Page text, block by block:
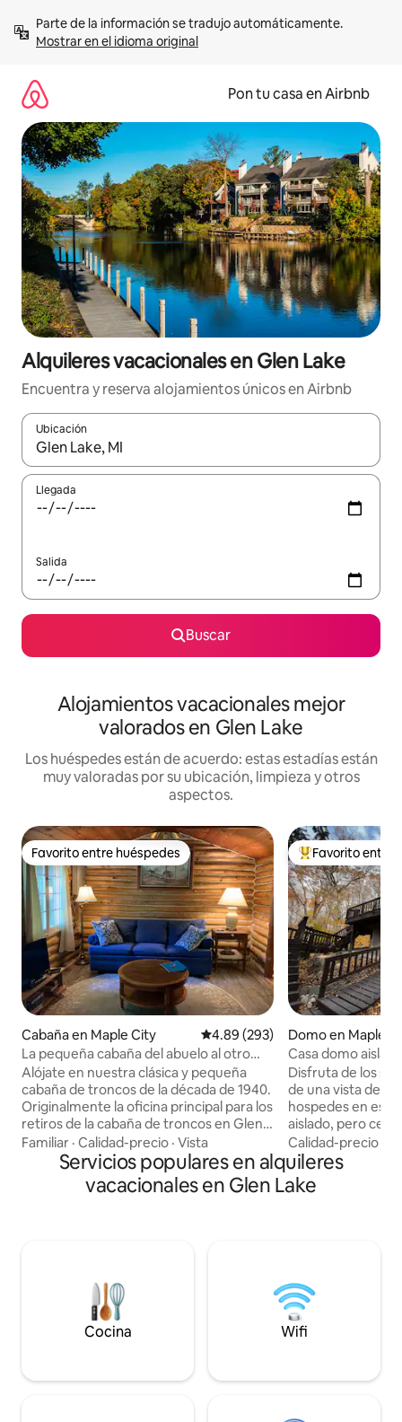
contenidoMostrar en el idioma original
Pon tu casa en Airbnb
Alquileres vacacionales en Glen Lake
Encuentra y reserva alojamientos únicos en Airbnb
Ubicación
Cuando los resultados estén disponibles, navega con las
Llegada
Salida
Buscar
Alojamientos vacacionales mejor
valorados en Glen Lake
Los huéspedes están de acuerdo: estas estadías están
muy valoradas por su ubicación, limpieza y otros
aspectos.
Favorito entre huéspedes
Favorito entre huéspedes
Cabaña en Maple City Calificación promedio: 4.89 de
4.89 (293)
La pequeña cabaña del abuelo al otro
lado de Big Glen
Alójate en nuestra clásica y pequeña
cabaña de troncos de la década de 1940.
Originalmente la oficina principal para los
retiros de la cabaña de troncos en Glen
Lake, más recientemente esta fue la
«pequeña cabaña del abuelo»,
proporcionando décadas de recuerdos
familiares. Situada frente al Old Settler's
lo que ofrece Leelanau. Ven a ver el
norte tal y como fue originalmente
concebido.
Familiar · Calidad-precio · Vista
Favorito entre
Favorito entre
Domo en Maple
Casa domo
Sauna
Disfruta de los
de una vista de
hospedes en esta
aislado, pero
Crystal River,
Palmer Woods,
en Sleeping Bear Sand
está encaramada
llegar a un
Glen o el lago
Calidad-precio
Servicios populares en alquileres
vacacionales en Glen Lake
Cocina Wifi